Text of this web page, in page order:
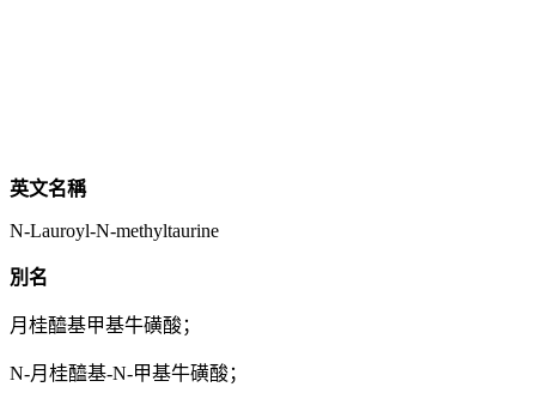
英文名稱
N-Lauroyl-N-methyltaurine
別名
月桂醯基甲基牛磺酸；
N-月桂醯基-N-甲基牛磺酸；